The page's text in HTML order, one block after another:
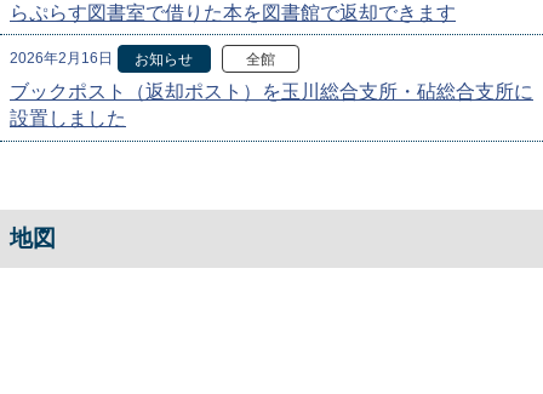
らぷらす図書室で借りた本を図書館で返却できます
2026年2月16日 お知らせ 全館
ブックポスト（返却ポスト）を玉川総合支所・砧総合支所に
設置しました
地図